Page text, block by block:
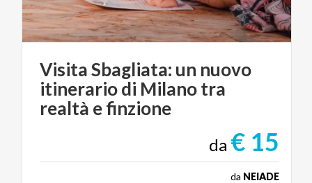
Visita Sbagliata: un nuovo
itinerario di Milano tra
realtà e finzione
da € 15
da NEIADE